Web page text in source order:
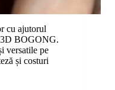
cu ajutorul
3D BOGONG.
versatile pe
și costuri